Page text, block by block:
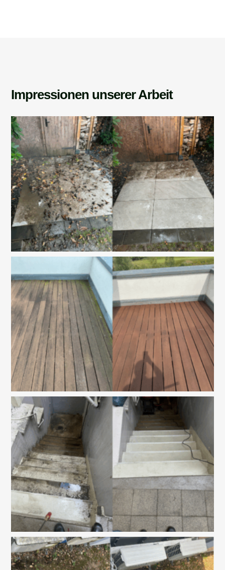
Impressionen unserer Arbeit